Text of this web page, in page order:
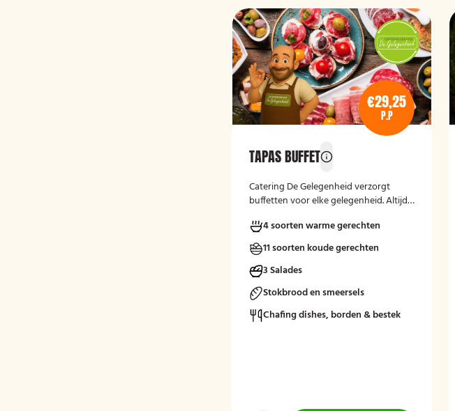
€29,25
P.P
TAPAS BUFFET
Catering De Gelegenheid verzorgt
buffetten voor elke gelegenheid. Altijd
moment.
4 soorten warme gerechten
11 soorten koude gerechten
3 Salades
Stokbrood en smeersels
Chafing dishes, borden & bestek